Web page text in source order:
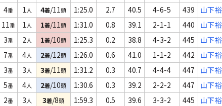
4番 1人 4着/11頭 1:25.0 2.7 40.5 4-6-5 439 山下裕
11番 1人 1着/11頭 1:31.0 0.8 39.1 2-1-1 440 山下裕
3番 2人 1着/10頭 1:25.3 0.2 38.8 4-3-2 445 山下裕
7番 4人 2着/12頭 1:26.0 0.6 41.0 1-1-2 442 山下裕
3番 3人 3着/11頭 1:31.2 0.3 40.7 4-4-4 447 山下裕
5番 4人 2着/10頭 1:30.6 0.3 39.2 2-2-2 447 山下裕
2番 3人 3着/8頭 1:59.3 0.5 39.6 3-3-2 445 山下裕